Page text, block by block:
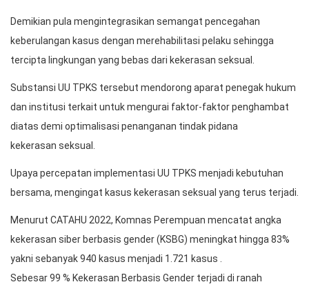
Demikian pula mengintegrasikan semangat pencegahan
keberulangan kasus dengan merehabilitasi pelaku sehingga
tercipta lingkungan yang bebas dari kekerasan seksual.
Substansi UU TPKS tersebut mendorong aparat penegak hukum
dan institusi terkait untuk mengurai faktor-faktor penghambat
diatas demi optimalisasi penanganan tindak pidana
kekerasan seksual.
Upaya percepatan implementasi UU TPKS menjadi kebutuhan
bersama, mengingat kasus kekerasan seksual yang terus terjadi.
Menurut CATAHU 2022, Komnas Perempuan mencatat angka
kekerasan siber berbasis gender (KSBG) meningkat hingga 83%
yakni sebanyak 940 kasus menjadi 1.721 kasus .
Sebesar 99 % Kekerasan Berbasis Gender terjadi di ranah